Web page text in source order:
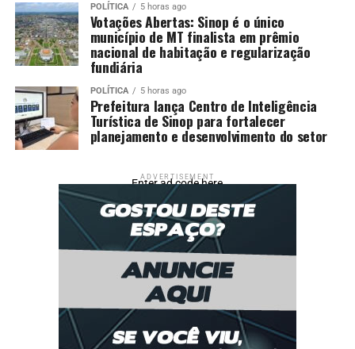
POLÍTICA 5 horas ago
Votações Abertas: Sinop é o único
município de MT finalista em prêmio
nacional de habitação e regularização
fundiária
POLÍTICA 5 horas ago
Prefeitura lança Centro de Inteligência
Turística de Sinop para fortalecer
planejamento e desenvolvimento do setor
ADVERTISEMENT
Enter ad code here